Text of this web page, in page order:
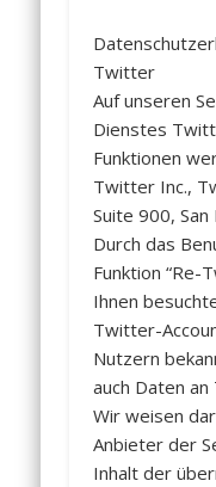
Twitter
Auf unseren
Dienstes
Funktionen
Twitter Inc.,
Suite 900, San
Durch das
Funktion “Re-
Ihnen
Twitter-
Nutzern
auch Daten
Wir weisen
Anbieter der
Inhalt der